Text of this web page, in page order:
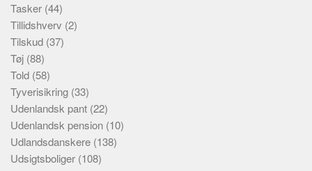
Tasker (44)
Tillidshverv (2)
Tilskud (37)
Tøj (88)
Told (58)
Tyverisikring (33)
Udenlandsk pant (22)
Udenlandsk pension (10)
Udlandsdanskere (138)
Udsigtsboliger (108)